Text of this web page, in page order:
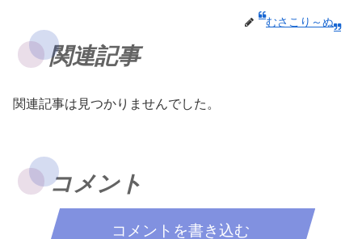
むさこり～ぬ
関連記事
関連記事は見つかりませんでした。
コメント
コメントを書き込む